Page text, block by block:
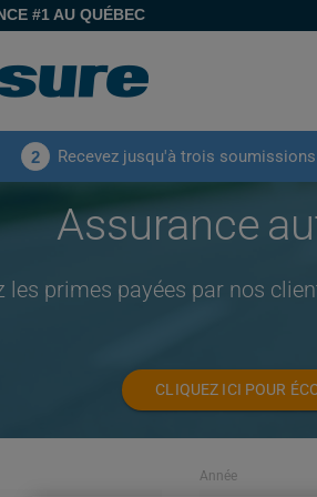
#1 AU QUÉBEC
2 Recevez jusqu'à trois soumissions
Assurance
les primes payées par nos
CLIQUEZ ICI POUR
Année